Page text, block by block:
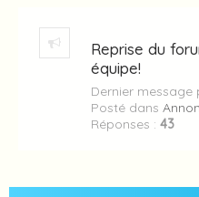
Reprise du
équipe!
Dernier message
Posté dans
Réponses : 43